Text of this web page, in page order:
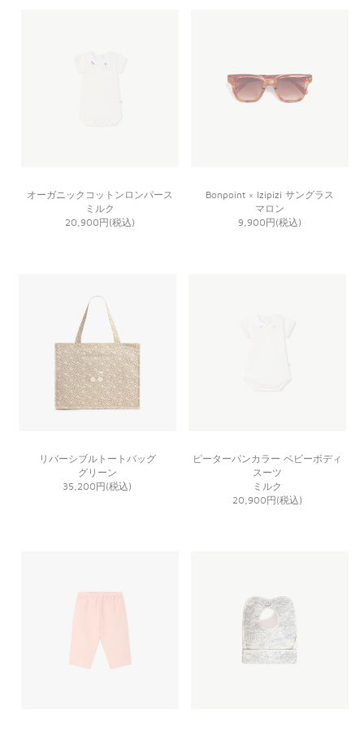
オーガニックコットンロンパース
ミルク
20,900円(税込)
Bonpoint × Izipizi サングラス
マロン
9,900円(税込)
リバーシブルトートバッグ
グリーン
35,200円(税込)
ピーターパンカラー ベビーボディ
スーツ
ミルク
20,900円(税込)